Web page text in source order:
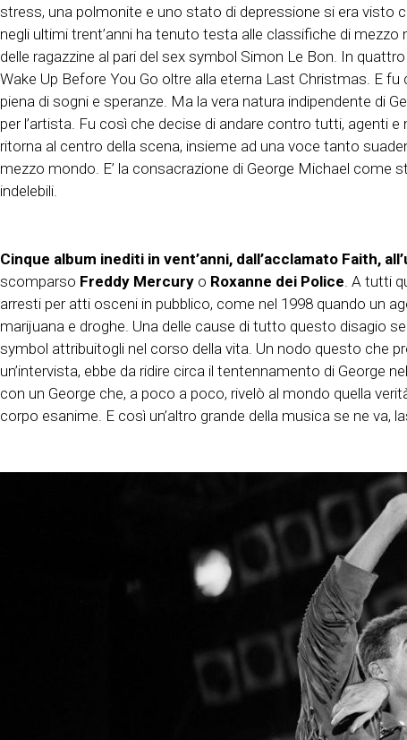
stress, una polmonite e uno stato di depressione si era visto
negli ultimi trent’anni ha tenuto testa alle classifiche di
delle ragazzine al pari del sex symbol Simon Le Bon. In
Wake Up Before You Go oltre alla eterna Last Christmas. E
piena di sogni e speranze. Ma la vera natura indipendente di
per l’artista. Fu così che decise di andare contro tutti, agenti
ritorna al centro della scena, insieme ad una voce tanto
mezzo mondo. E’ la consacrazione di George Michael come
indelebili.
Cinque album inediti in vent’anni, dall’acclamato Faith,
scomparso Freddy Mercury o Roxanne dei Police . A tutti
arresti per atti osceni in pubblico, come nel 1998 quando un
marijuana e droghe. Una delle cause di tutto questo disagio
symbol attribuitogli nel corso della vita. Un nodo questo che
un’intervista, ebbe da ridire circa il tentennamento di George
con un George che, a poco a poco, rivelò al mondo quella
corpo esanime. E così un’altro grande della musica se ne